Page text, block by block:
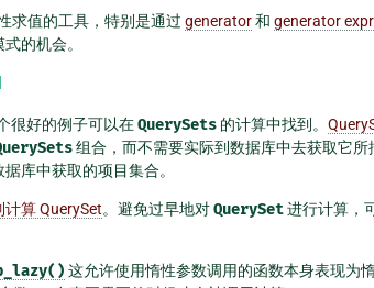
求值的工具，特别是通过 generator和 generator
的机会。
很好的例子可以在QuerySets 的计算中找到。
组合，而不需要实际到数据库中去获取它
库中获取的项目集合。
算 QuerySet。避免过早地对QuerySet进行计算，
这允许使用惰性参数调用的函数本身表现为